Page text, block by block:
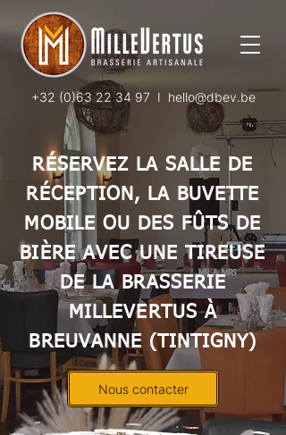
+32 (0)63 22 34 97 I hello@dbev.be
RÉSERVEZ LA SALLE DE
RÉCEPTION, LA BUVETTE
MOBILE OU DES FÛTS DE
BIÈRE AVEC UNE TIREUSE
DE LA BRASSERIE
MILLEVERTUS À
BREUVANNE (TINTIGNY)
Nous contacter